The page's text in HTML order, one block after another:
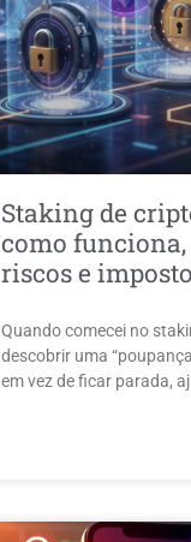
Staking de
como
riscos e
Quando comecei no
descobrir uma
em vez de ficar parada,